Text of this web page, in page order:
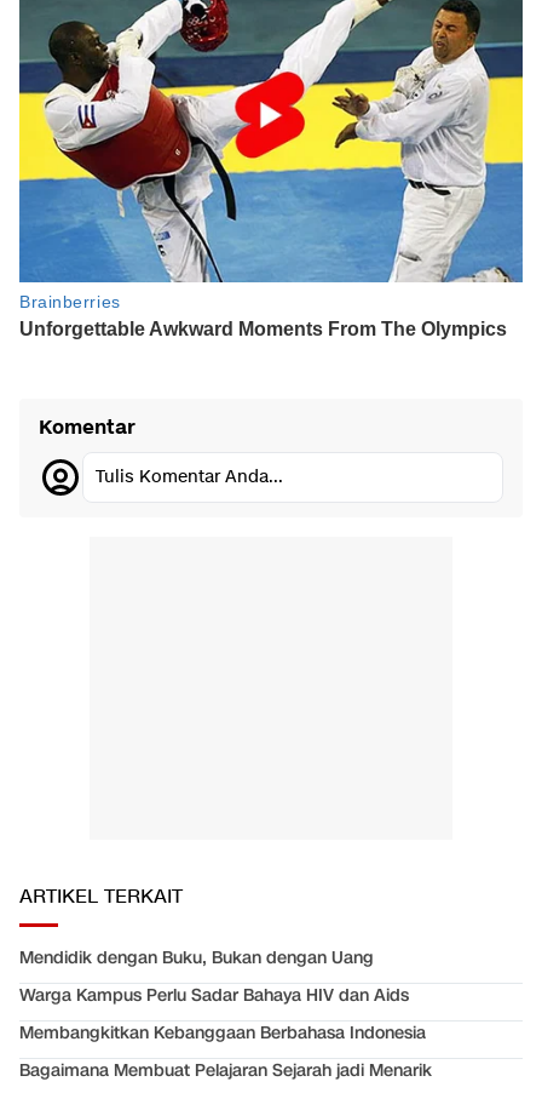
Komentar
Tulis Komentar Anda...
ARTIKEL TERKAIT
Mendidik dengan Buku, Bukan dengan Uang
Warga Kampus Perlu Sadar Bahaya HIV dan Aids
Membangkitkan Kebanggaan Berbahasa Indonesia
Bagaimana Membuat Pelajaran Sejarah jadi Menarik